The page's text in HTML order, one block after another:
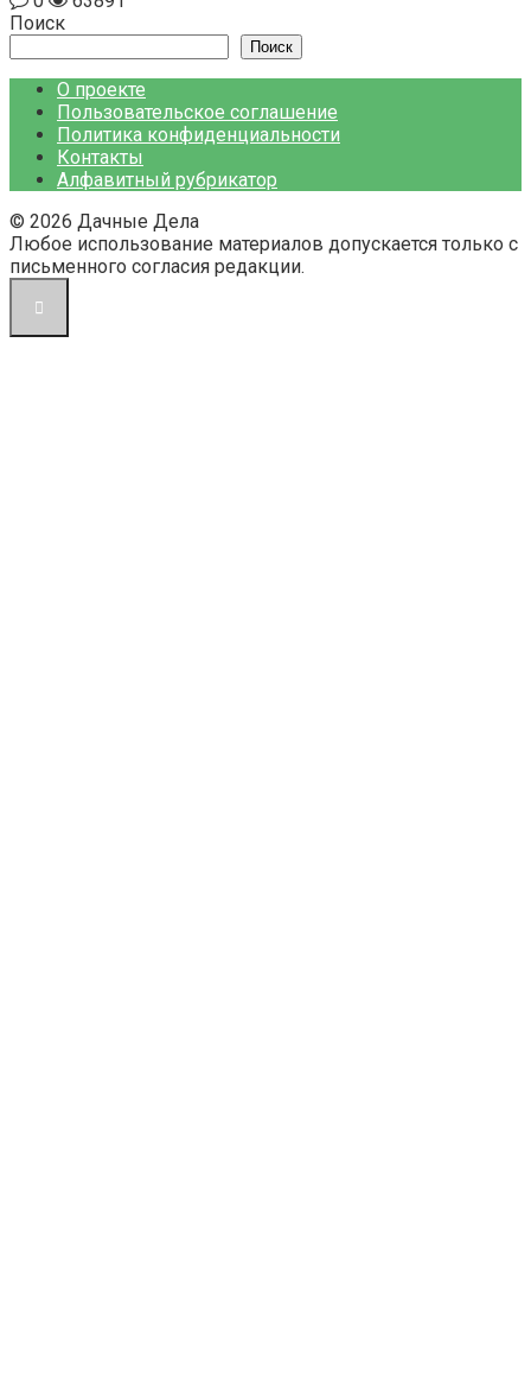
Поиск
Поиск
О проекте
Пользовательское соглашение
Политика конфиденциальности
Контакты
Алфавитный рубрикатор
© 2026 Дачные Дела
Любое использование материалов допускается только с
письменного согласия редакции.